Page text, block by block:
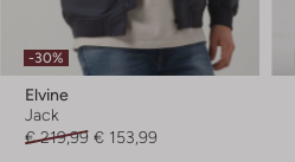
-30%
Elvine
Jack
€ 219,99 € 153,99